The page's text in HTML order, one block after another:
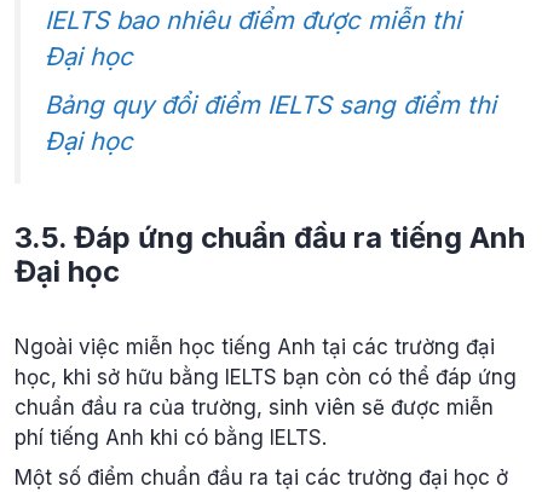
IELTS bao nhiêu điểm được miễn thi
Đại học
Bảng quy đổi điểm IELTS sang điểm thi
Đại học
3.5. Đáp ứng chuẩn đầu ra tiếng Anh
Đại học
Ngoài việc miễn học tiếng Anh tại các trường đại
học, khi sở hữu bằng IELTS bạn còn có thể đáp ứng
chuẩn đầu ra của trường, sinh viên sẽ được miễn
phí tiếng Anh khi có bằng IELTS.
Một số điểm chuẩn đầu ra tại các trường đại học ở